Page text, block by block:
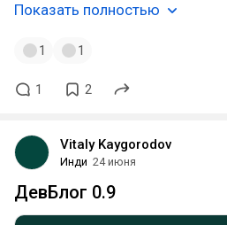
Показать полностью
1 1
1 2
Vitaly Kaygorodov
Инди 24 июня
ДевБлог 0.9